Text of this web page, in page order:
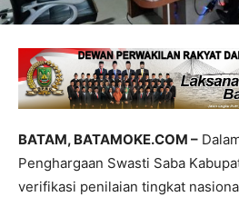
BATAM, BATAMOKE.COM –
Penghargaan Swasti Saba
verifikasi penilaian tingkat